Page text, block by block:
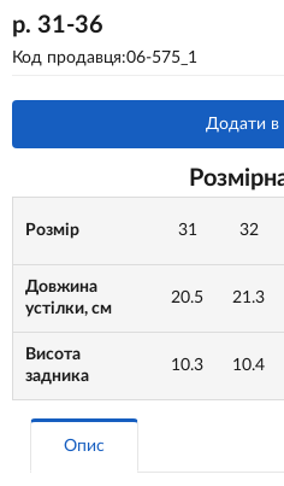
р. 31-36
Код продавця:06-575_1
Додати в
Розмір 31 32
Довжина
устілки, см
20.5 21.3
Висота
задника
10.3 10.4
Опис